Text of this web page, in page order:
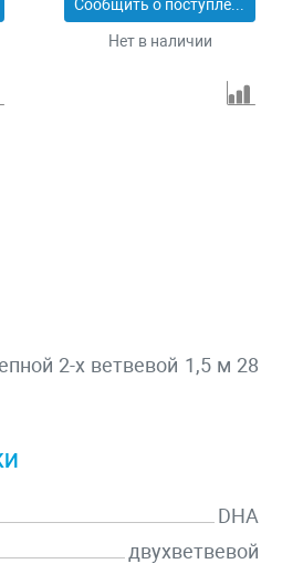
Сообщить о поступлении
Нет в наличии
2-х ветвевой 1,5 м 28
DHA
двухветвевой